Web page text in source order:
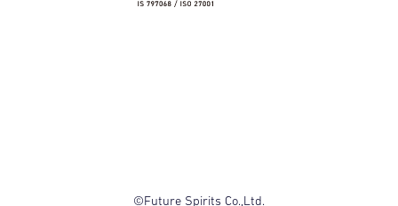
©Future Spirits Co.,Ltd.